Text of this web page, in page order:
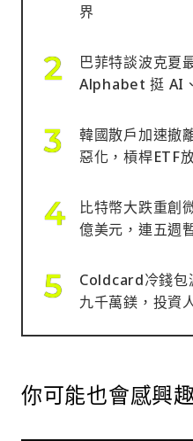
界
巴菲特談波克夏
Alphabet 挺 AI
韓國散戶加速撤
惡化，槓桿ETF
比特幣大跌重創
億美元，連五週
Coldcard冷錢包
九千萬鎂，投資
你可能也會感興趣